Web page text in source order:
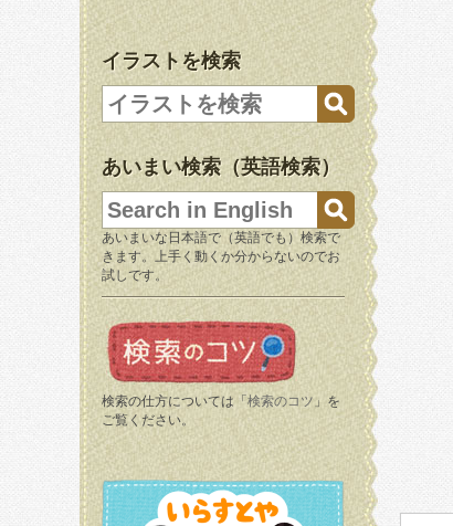
イラストを検索
あいまい検索（英語検索）
あいまいな日本語で（英語でも）検索で
きます。上手く動くか分からないのでお
試しです。
検索の仕方については「 検索のコツ 」を
ご覧ください。